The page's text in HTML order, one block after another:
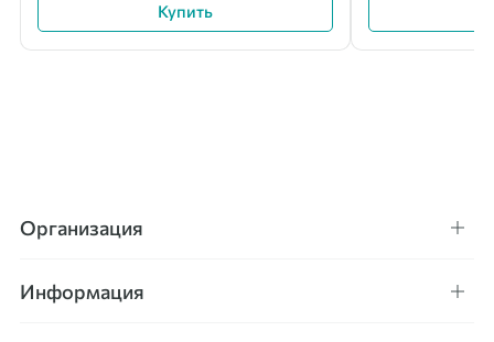
Купить
Организация
Информация